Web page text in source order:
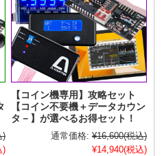
)
)
【コイン機専用】攻略セット
【コイン不要機＋データカウン
タ－】が選べるお得セット！
通常価格: ¥16,600(税込)
¥14,940(税込)